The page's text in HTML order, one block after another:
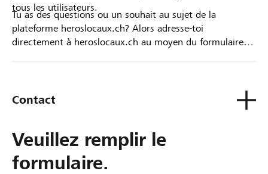
tous les utilisateurs.
Tu as des questions ou un souhait au sujet de la
plateforme heroslocaux.ch? Alors adresse-toi
directement à heroslocaux.ch au moyen du formulaire
Contact
Veuillez remplir le
formulaire.